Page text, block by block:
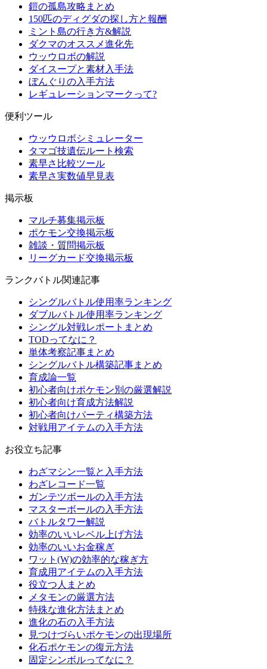
鎧の孤島攻略まとめ
150匹のディグダの探し方と報酬
ミント島の行き方&解説
ダクマのオススメ進化先
ウッウロボの解説
ダイスープと素材入手法
ぼんぐりの入手方法
レギュレーションマークって?
便利ツール
ウッウロボシミュレーター
タマゴ技遺伝ルート検索
素早さ比較ツール
素早さ実数値早見表
掲示板
マルチ募集掲示板
ポケモン交換掲示板
雑談・質問掲示板
リーグカード交換掲示板
ランクバトル関連記事
シングルバトル使用率ランキング
ダブルバトル使用率ランキング
シングル対戦レポートまとめ
TODってなに？
単体考察記事まとめ
シングルバトル構築記事まとめ
育成論一覧
初心者向けポケモン別の厳選解説
初心者向け育成方法解説
初心者向けパーティ構築方法
対戦用アイテムの入手方法
お役立ち記事
わざマシン一覧と入手方法
わざレコード一覧
ガンテツボールの入手方法
マスターボールの入手方法
バトルタワー解説
効率のいいレベル上げ方法
効率のいいお金稼ぎ
ワット(W)の効率的な稼ぎ方
育成用アイテムの入手方法
役立つ人まとめ
メタモンの厳選方法
特殊な進化方法まとめ
進化の石の入手方法
見つけづらいポケモンの出現場所
化石ポケモンの復元方法
固定シンボルってなに？